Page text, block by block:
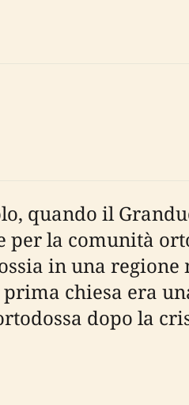
quando il
per la comunità
in una
prima chiesa era
dopo la